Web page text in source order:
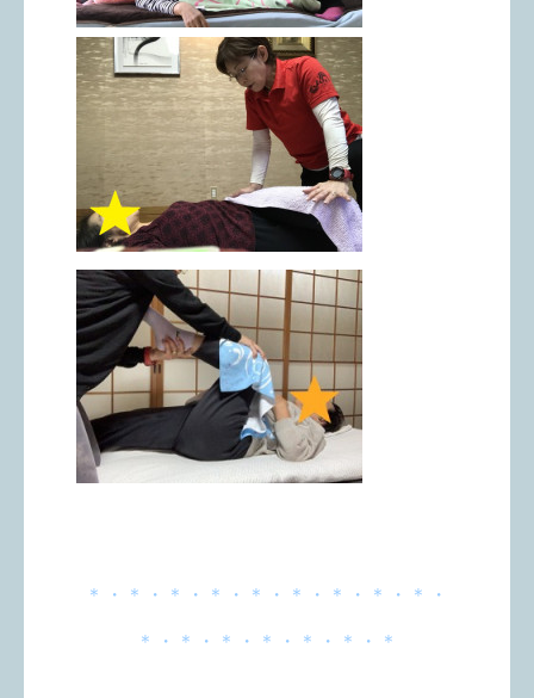
＊・＊・＊・＊・＊・＊・＊・＊・＊・
＊・＊・＊・＊・＊・＊・＊